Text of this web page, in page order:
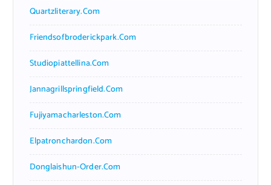
Quartzliterary.com
Friendsofbroderickpark.com
Studiopiattellina.com
Jannagrillspringfield.com
Fujiyamacharleston.com
Elpatronchardon.com
Donglaishun-Order.com